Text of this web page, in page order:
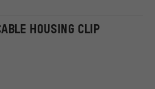
HOUSING CLIP